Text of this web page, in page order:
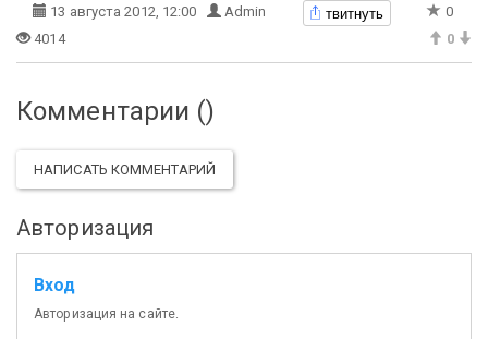
13 августа 2012, 12:00 Admin твитнуть
0
4014
0
Комментарии ()
НАПИСАТЬ КОММЕНТАРИЙ
Авторизация
Вход
Авторизация на сайте.